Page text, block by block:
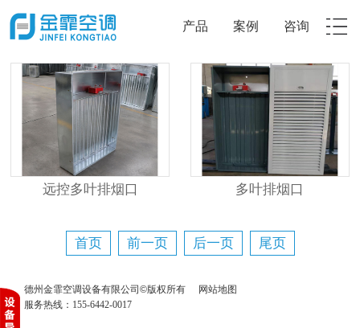
产品 案例 咨询
多叶排烟口
远控多叶排烟口
首页 前一页 后一页 尾页
德州金霏空调设备有限公司©版权所有
网站地图
服务热线：155-6442-0017